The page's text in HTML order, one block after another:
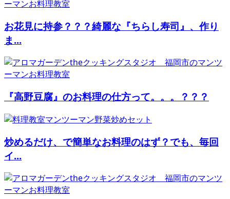
お花見に持参？？？綺麗な『ちらし寿司』、作り
ま...
『高野豆腐』のお料理の仕方って。。。？？？
炒めるだけ、で簡単なお料理のはず？でも、毎回
イ...